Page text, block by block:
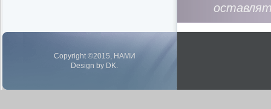
Copyright ©2015, НАМИ
Design by DK.